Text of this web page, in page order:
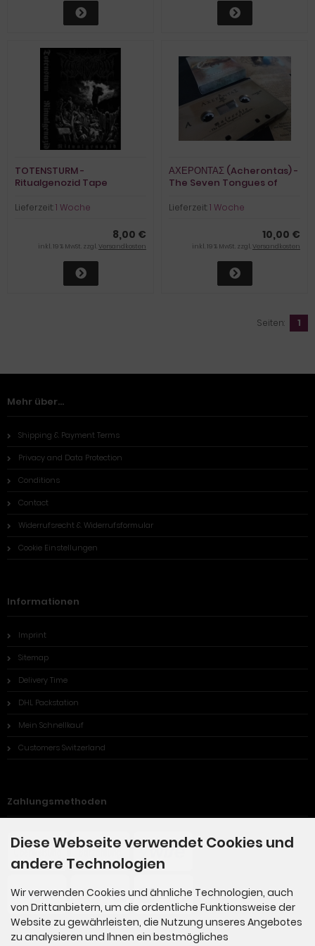
TOTENSTURM -
Ritualgenozid Tape
Lieferzeit:1 Woche
8,00 €
inkl. 19 % MwSt. zzgl.Versandkosten
ΑΧΕΡΟΝΤΑΣ (Acherontas) -
The Seven Tongues of
Lieferzeit:1 Woche
10,00 €
inkl. 19 % MwSt. zzgl.Versandkosten
Seiten: 1
Mehr über...
Shipping & Payment Terms
Privacy and Data Protection
Conditions
Contact
Widerrufsrecht & Widerrufsformular
Cookie Einstellungen
Informationen
Imprint
Sitemap
Delivery Time
DHL Packstation
Mein Schnellkauf
Customers Switzerland
Zahlungsmethoden
Diese Webseite verwendet Cookies und
andere Technologien
Wir verwenden Cookies und ähnliche Technologien, auch
von Drittanbietern, um die ordentliche Funktionsweise der
Website zu gewährleisten, die Nutzung unseres Angebotes
zu analysieren und Ihnen ein bestmögliches